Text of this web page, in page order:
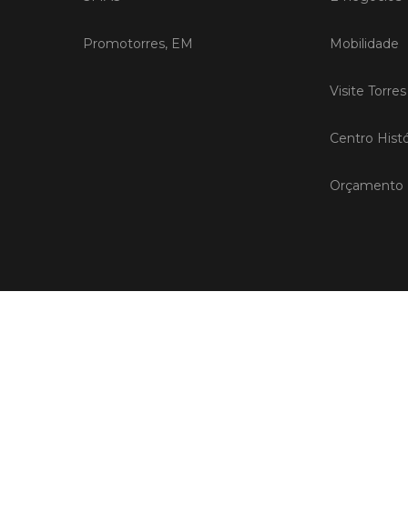
Promotorres, EM Mobilidade
Visite
Centro
Orçamento